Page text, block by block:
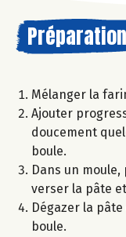
Préparation
Mélanger la
Ajouter
doucement
boule.
Dans un
verser la pâte
Dégazer la
boule.